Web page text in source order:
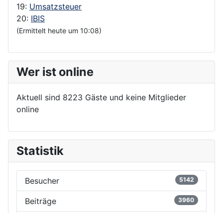
19: Umsatzsteuer
20: IBIS
(Ermittelt heute um 10:08)
Wer ist online
Aktuell sind 8223 Gäste und keine Mitglieder
online
Statistik
Besucher 5142
Beiträge 3960